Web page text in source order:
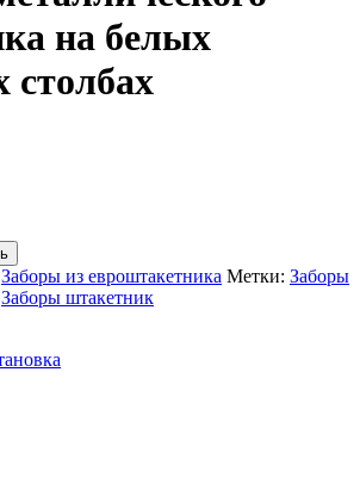
на белых
Заборы из евроштакетника Метки: Заборы
Заборы штакетник